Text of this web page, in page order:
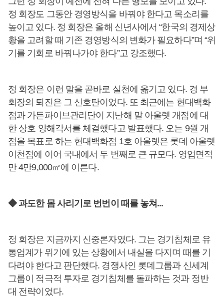
정 회장도 그동안 경영방식을 바꿔야 한다고 목소리를
높이고 있다. 정 회장은 올해 신년사에서 “한국의 경제상
황을 고려할 때 기존 경영방식의 변화가 필요하다”며 “위
기를 기회로 바꿔나가야 한다”고 강조했다.
정 회장은 이런 말을 곧바로 실천에 옮기고 있다. 경 부
회장의 퇴진은 그 신호탄이었다. 또 최근에는 현대백화
점과 가든파이브관리단이 지난해 말 아울렛 개점에 대
한 상호 양해각서를 체결했다고 발표했다. 오는 9월 개
점을 목표로 하는 현대백화점 1호 아울렛은 롯데 아울렛
이천점에 이어 국내에서 두 번째로 큰 규모다. 영업면적
만 4만9,000㎡에 이른다.
◆ 과도한 몸 사리기로 번번이 때를 놓쳐...
정 회장은 지금까지 신중론자였다. 그는 경기침체로 유
통업계가 위기에 있는 상황에서 내실을 다지며 때를 기
다려야 한다고 판단했다. 경쟁사인 롯데그룹과 신세계
그룹이 적극적 투자로 경기침체를 돌파하는 것과 정반
대 전략이었다.